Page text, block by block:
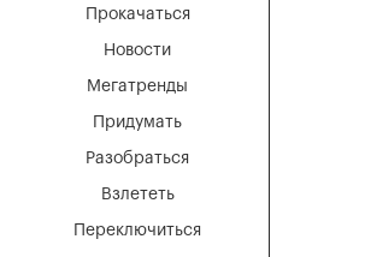
Мегатренды
Придумать
Разобраться
Взлететь
Новости
Переключиться
Прокачаться